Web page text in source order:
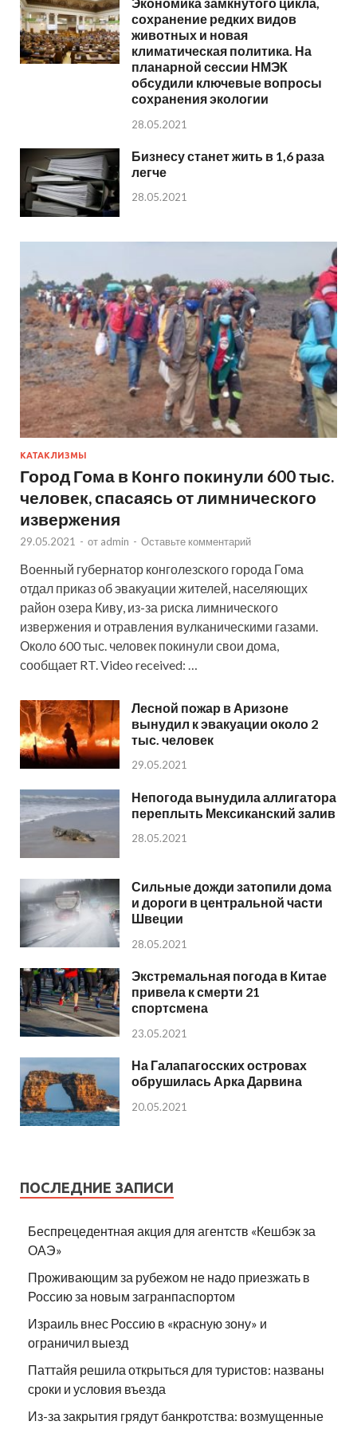
сохранение редких видов
животных и новая
климатическая политика. На
планарной сессии НМЭК
обсудили ключевые вопросы
сохранения экологии
28.05.2021
Бизнесу станет жить в 1,6 раза
легче
28.05.2021
КАТАКЛИЗМЫ
Город Гома в Конго покинули 600 тыс.
человек, спасаясь от лимнического
извержения
29.05.2021 - от admin - Оставьте комментарий
Военный губернатор конголезского города Гома
отдал приказ об эвакуации жителей, населяющих
район озера Киву, из-за риска лимнического
извержения и отравления вулканическими газами.
Около 600 тыс. человек покинули свои дома,
сообщает RT. Video received: …
Лесной пожар в Аризоне
вынудил к эвакуации около 2
тыс. человек
29.05.2021
Непогода вынудила аллигатора
переплыть Мексиканский залив
28.05.2021
Сильные дожди затопили дома
и дороги в центральной части
Швеции
28.05.2021
Экстремальная погода в Китае
привела к смерти 21
спортсмена
23.05.2021
На Галапагосских островах
обрушилась Арка Дарвина
20.05.2021
ПОСЛЕДНИЕ ЗАПИСИ
Беспрецедентная акция для агентств «Кешбэк за
ОАЭ»
Проживающим за рубежом не надо приезжать в
Россию за новым загранпаспортом
Израиль внес Россию в «красную зону» и
ограничил выезд
Паттайя решила открыться для туристов: названы
сроки и условия въезда
Из-за закрытия грядут банкротства: возмущенные